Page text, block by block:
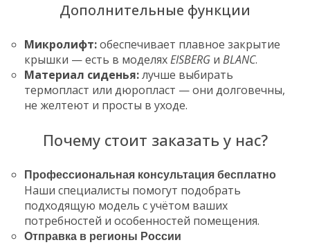
Дополнительные функции
Микролифт:обеспечивает плавное закрытие
крышки — есть в моделяхEISBERG и BLANC.
Материал сиденья:лучше выбирать
термопласт или дюропласт — они долговечны,
не желтеют и просты в уходе.
Почему стоит заказать у нас?
Профессиональная консультация бесплатно
Наши специалисты помогут подобрать
подходящую модель с учётом ваших
потребностей и особенностей помещения.
Отправка в регионы России